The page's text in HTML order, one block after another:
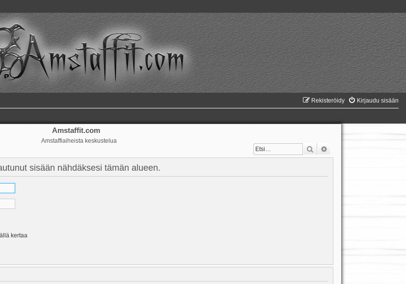
Kirjaudu sisään
Rekisteröidy
Amstaffit.com
Amstaffiaiheista keskustelua
Etsi
sisään nähdäksesi tämän alueen.
kertaa